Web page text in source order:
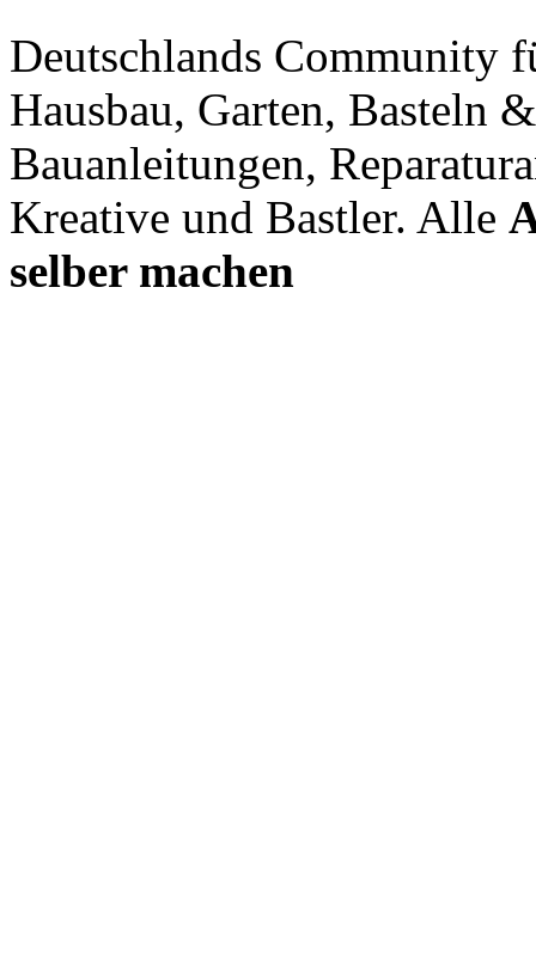
Deutschlands Community
Hausbau, Garten, Basteln
Bauanleitungen,
Kreative und Bastler. Alle
selber machen